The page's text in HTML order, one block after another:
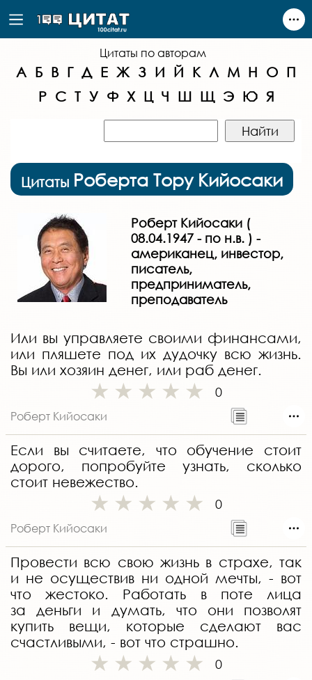
Цитаты по авторам
А Б В Г Д Е Ж З И Й К Л М Н О П
Р С Т У Ф Х Ц Ч Ш Щ Э Ю Я
Цитаты Роберта Тору Кийосаки
Роберт Кийосаки (
08.04.1947 - по н.в. ) -
американец, инвестор,
писатель,
предприниматель,
преподаватель
Или вы управляете своими финансами,
или пляшете под их дудочку всю жизнь.
Вы или хозяин денег, или раб денег.
0
Роберт Кийосаки
Если вы считаете, что обучение стоит
дорого, попробуйте узнать, сколько
стоит невежество.
0
Роберт Кийосаки
Провести всю свою жизнь в страхе, так
и не осуществив ни одной мечты, - вот
что жестоко. Работать в поте лица
за деньги и думать, что они позволят
купить вещи, которые сделают вас
счастливыми, - вот что страшно.
0